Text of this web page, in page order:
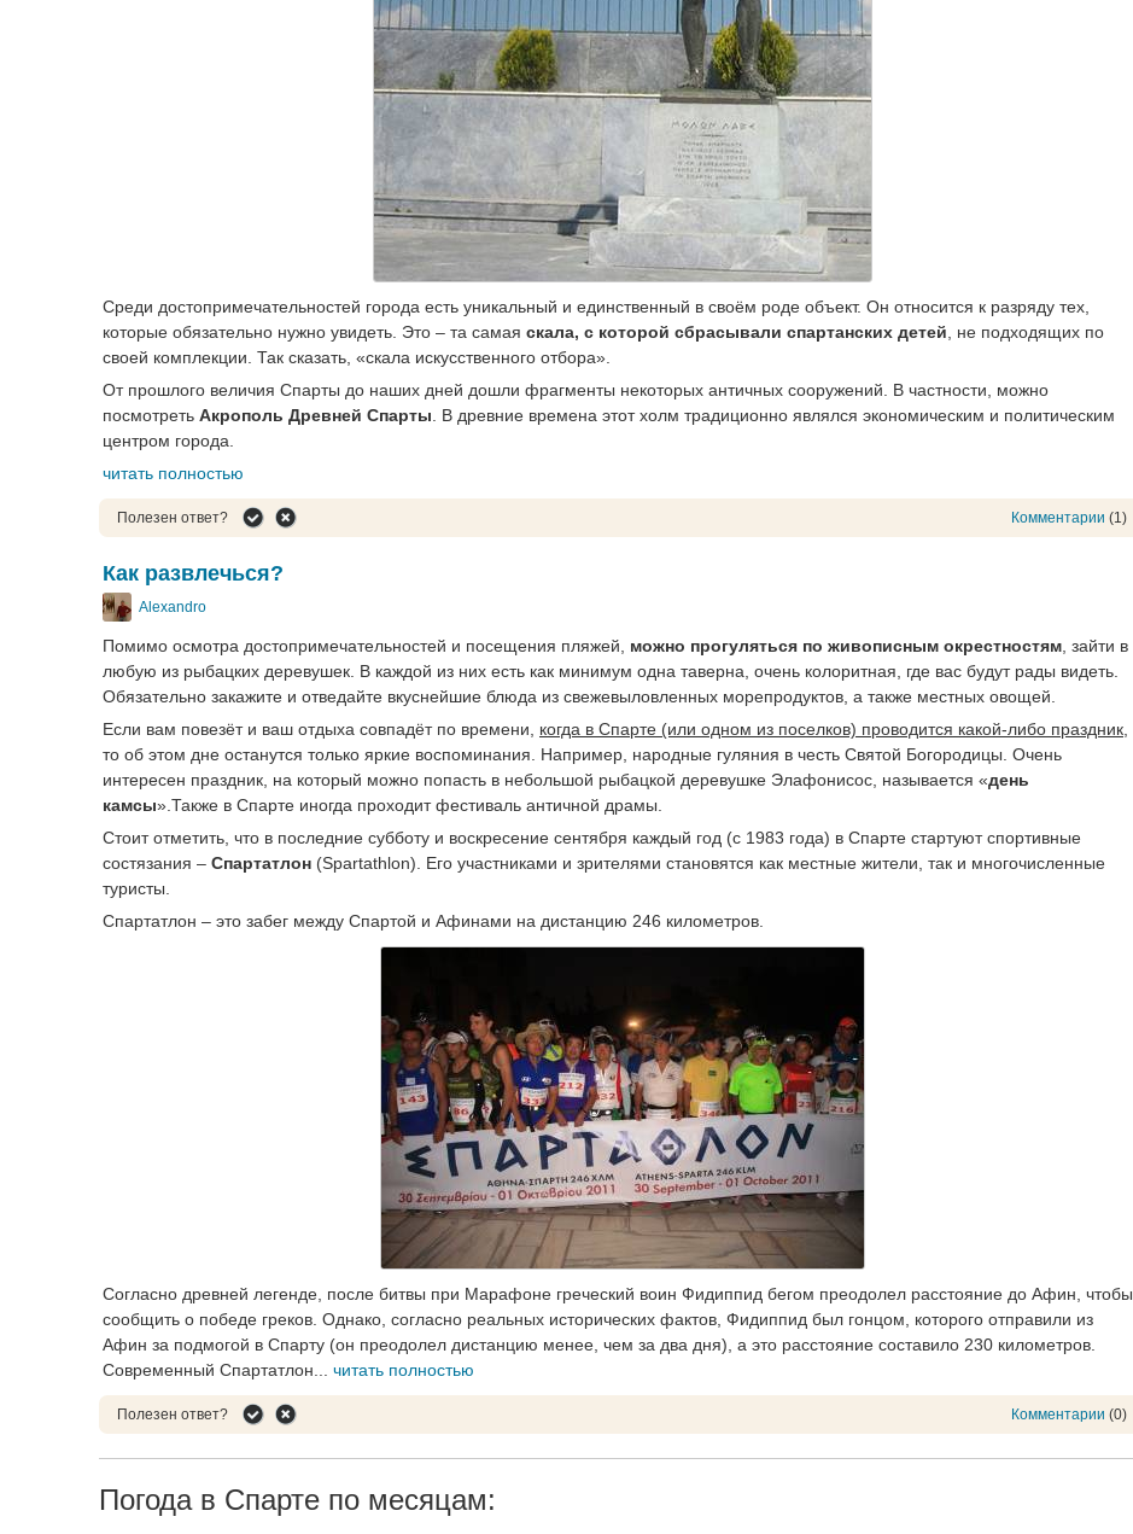
Среди достопримечательностей города есть уникальный и единственный в своём роде объект. Он относится к разряду тех,
которые обязательно нужно увидеть. Это – та самая скала, с которой сбрасывали спартанских детей , не подходящих по
своей комплекции. Так сказать, «скала искусственного отбора».
От прошлого величия Спарты до наших дней дошли фрагменты некоторых античных сооружений. В частности, можно
посмотреть Акрополь Древней Спарты . В древние времена этот холм традиционно являлся экономическим и политическим
центром города.
читать полностью
Полезен ответ? Комментарии (1)
Как развлечься?
Alexandro
Помимо осмотра достопримечательностей и посещения пляжей, можно прогуляться по живописным окрестностям , зайти в
любую из рыбацких деревушек. В каждой из них есть как минимум одна таверна, очень колоритная, где вас будут рады видеть.
Обязательно закажите и отведайте вкуснейшие блюда из свежевыловленных морепродуктов, а также местных овощей.
Если вам повезёт и ваш отдыха совпадёт по времени, когда в Спарте (или одном из поселков) проводится какой-либо праздник
то об этом дне останутся только яркие воспоминания. Например, народные гуляния в честь Святой Богородицы. Очень
интересен праздник, на который можно попасть в небольшой рыбацкой деревушке Элафонисос, называется «день
камсы».Также в Спарте иногда проходит фестиваль античной драмы.
Стоит отметить, что в последние субботу и воскресение сентября каждый год (с 1983 года) в Спарте стартуют спортивные
состязания – Спартатлон (Spartathlon). Его участниками и зрителями становятся как местные жители, так и многочисленные
туристы.
Спартатлон – это забег между Спартой и Афинами на дистанцию 246 километров.
Согласно древней легенде, после битвы при Марафоне греческий воин Фидиппид бегом преодолел расстояние до Афин, чтобы
сообщить о победе греков. Однако, согласно реальных исторических фактов, Фидиппид был гонцом, которого отправили из
Афин за подмогой в Спарту (он преодолел дистанцию менее, чем за два дня), а это расстояние составило 230 километров.
Современный Спартатлон... читать полностью
Полезен ответ? Комментарии (0)
Погода в Спарте по месяцам: